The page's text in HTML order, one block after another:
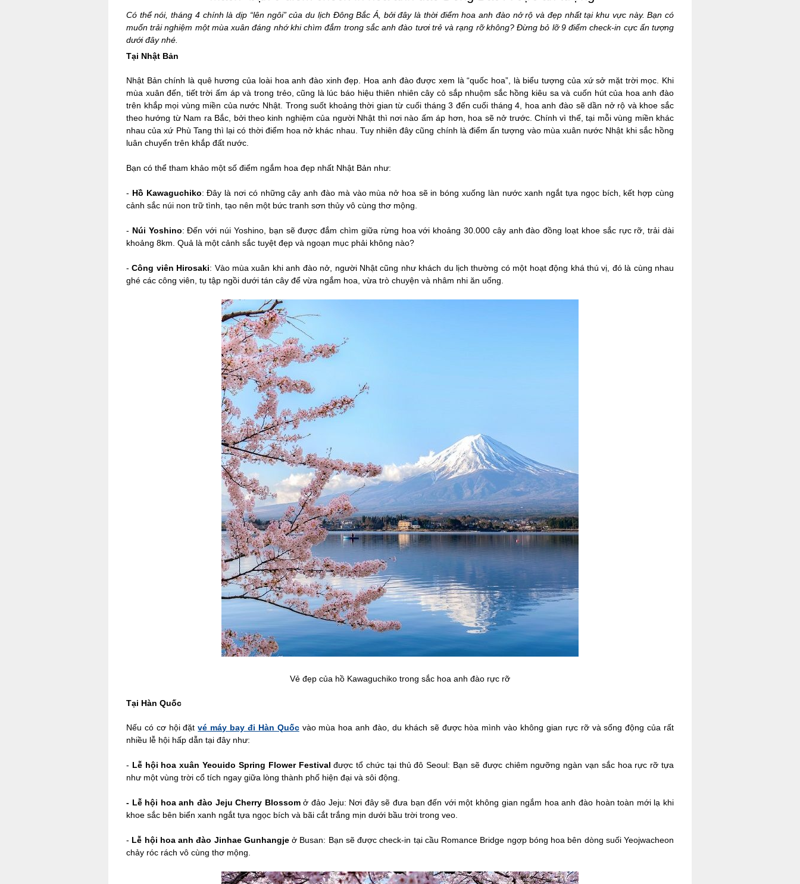
Có thể nói, tháng 4 chính là dịp “lên ngôi” của du lịch Đông Bắc Á, bởi đây là thời điểm hoa anh đào nở rộ và đẹp nhất tại khu vực này. Bạn có
muốn trải nghiệm một mùa xuân đáng nhớ khi chìm đắm trong sắc anh đào tươi trẻ và rạng rỡ không? Đừng bỏ lỡ 9 điểm check-in cực ấn tượng
dưới đây nhé.
Tại Nhật Bản
Nhật Bản chính là quê hương của loài hoa anh đào xinh đẹp. Hoa anh đào được xem là “quốc hoa”, là biểu tượng của xứ sở mặt trời mọc. Khi
mùa xuân đến, tiết trời ấm áp và trong trẻo, cũng là lúc báo hiệu thiên nhiên cây cỏ sắp nhuộm sắc hồng kiêu sa và cuốn hút của hoa anh đào
trên khắp mọi vùng miền của nước Nhật. Trong suốt khoảng thời gian từ cuối tháng 3 đến cuối tháng 4, hoa anh đào sẽ dần nở rộ và khoe sắc
theo hướng từ Nam ra Bắc, bởi theo kinh nghiệm của người Nhật thì nơi nào ấm áp hơn, hoa sẽ nở trước. Chính vì thế, tại mỗi vùng miền khác
nhau của xứ Phù Tang thì lại có thời điểm hoa nở khác nhau. Tuy nhiên đây cũng chính là điểm ấn tượng vào mùa xuân nước Nhật khi sắc hồng
luân chuyển trên khắp đất nước.
Bạn có thể tham khảo một số điểm ngắm hoa đẹp nhất Nhật Bản như:
- Hồ Kawaguchiko: Đây là nơi có những cây anh đào mà vào mùa nở hoa sẽ in bóng xuống làn nước xanh ngắt tựa ngọc bích, kết hợp cùng
cảnh sắc núi non trữ tình, tạo nên một bức tranh sơn thủy vô cùng thơ mộng.
- Núi Yoshino: Đến với núi Yoshino, bạn sẽ được đắm chìm giữa rừng hoa với khoảng 30.000 cây anh đào đồng loạt khoe sắc rực rỡ, trải dài
khoảng 8km. Quả là một cảnh sắc tuyệt đẹp và ngoạn mục phải không nào?
- Công viên Hirosaki: Vào mùa xuân khi anh đào nở, người Nhật cũng như khách du lịch thường có một hoạt động khá thú vị, đó là cùng nhau
ghé các công viên, tụ tập ngồi dưới tán cây để vừa ngắm hoa, vừa trò chuyện và nhâm nhi ăn uống.
Vẻ đẹp của hồ Kawaguchiko trong sắc hoa anh đào rực rỡ
Tại Hàn Quốc
Nếu có cơ hội đặtvé máy bay đi Hàn Quốcvào mùa hoa anh đào, du khách sẽ được hòa mình vào không gian rực rỡ và sống động của rất
nhiều lễ hội hấp dẫn tại đây như:
- Lễ hội hoa xuân Yeouido Spring Flower Festivalđược tổ chức tại thủ đô Seoul: Bạn sẽ được chiêm ngưỡng ngàn vạn sắc hoa rực rỡ tựa
như một vùng trời cổ tích ngay giữa lòng thành phố hiện đại và sôi động.
- Lễ hội hoa anh đào Jeju Cherry Blossomở đảo Jeju: Nơi đây sẽ đưa bạn đến với một không gian ngắm hoa anh đào hoàn toàn mới lạ khi
khoe sắc bên biển xanh ngắt tựa ngọc bích và bãi cắt trắng mịn dưới bầu trời trong veo.
- Lễ hội hoa anh đào Jinhae Gunhangjeở Busan: Bạn sẽ được check-in tại cầu Romance Bridge ngợp bóng hoa bên dòng suối Yeojwacheon
chảy róc rách vô cùng thơ mộng.